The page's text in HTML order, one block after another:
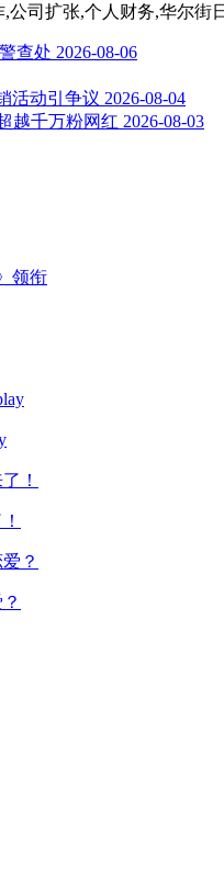
,公司扩张,个人财务,华尔街
查处 2026-08-06
活动引争议 2026-08-04
越千万粉网红 2026-08-03
领衔